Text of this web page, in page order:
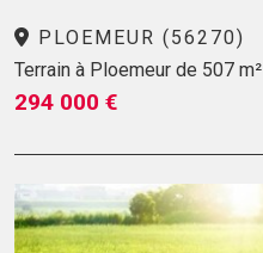
PLOEMEUR (56270)
Terrain à Ploemeur de 507 m²
294 000 €